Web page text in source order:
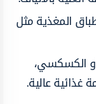
المغذية مثل
الكسكسي،
غذائية عالية.